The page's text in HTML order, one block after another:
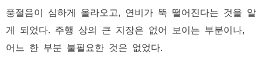
풍절음이 심하게 올라오고, 연비가 뚝 떨어진다는 것을 알
게 되었다. 주행 상의 큰 지장은 없어 보이는 부분이나,
어느 한 부분 불필요한 것은 없었다.